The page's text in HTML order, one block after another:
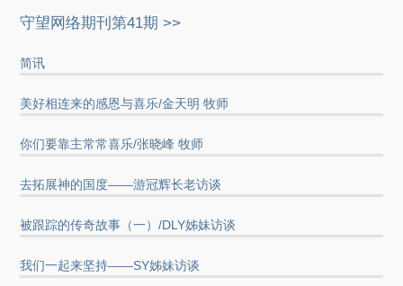
守望网络期刊第41期 >>
简讯
美好相连来的感恩与喜乐/金天明 牧师
你们要靠主常常喜乐/张晓峰 牧师
去拓展神的国度——游冠辉长老访谈
被跟踪的传奇故事（一）/DLY姊妹访谈
我们一起来坚持——SY姊妹访谈